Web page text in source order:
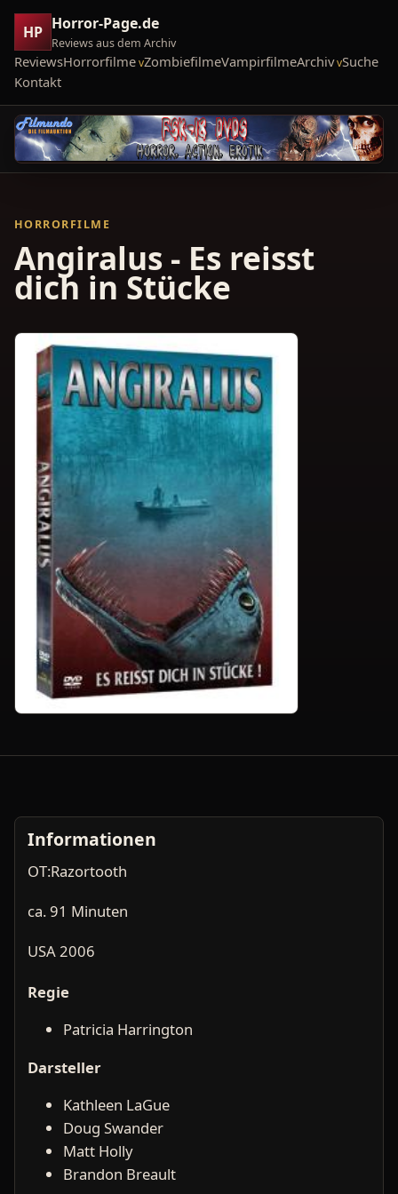
HP Horror-Page.de
Reviews aus dem Archiv
ReviewsHorrorfilme ZombiefilmeVampirfilmeArchiv Suche
Kontakt
HORRORFILME
Angiralus - Es reisst
dich in Stücke
Informationen
OT:Razortooth
ca. 91 Minuten
USA 2006
Regie
Patricia Harrington
Darsteller
Kathleen LaGue
Doug Swander
Matt Holly
Brandon Breault